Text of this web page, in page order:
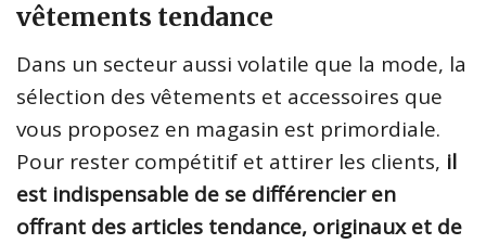
vêtements tendance
Dans un secteur aussi volatile que la mode, la
sélection des vêtements et accessoires que
vous proposez en magasin est primordiale.
Pour rester compétitif et attirer les clients, il
est indispensable de se différencier en
offrant des articles tendance, originaux et de